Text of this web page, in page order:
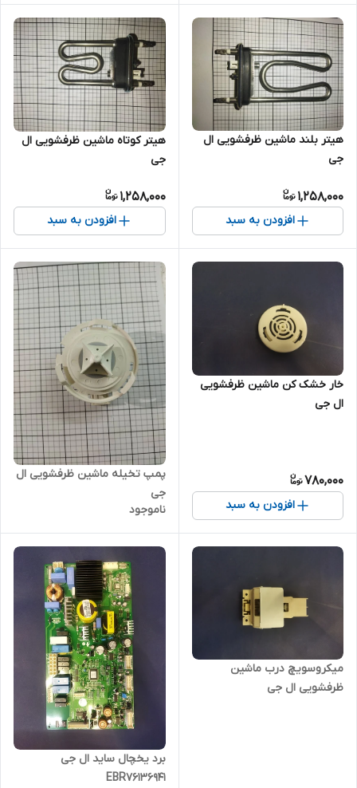
هیتر بلند ماشین ظرفشویی ال
جی
1,258,000
افزودن به سبد
هیتر کوتاه ماشین ظرفشویی ال
جی
1,258,000
افزودن به سبد
خار خشک کن ماشین ظرفشویی
ال جی
780,000
افزودن به سبد
پمپ تخیله ماشین ظرفشویی ال
جی
ناموجود
میکروسویچ درب ماشین
ظرفشویی ال جی
برد یخچال ساید ال جی
EBR76136941